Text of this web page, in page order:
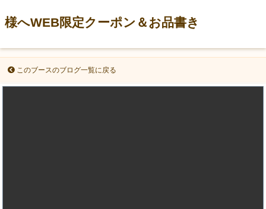
様へWEB限定クーポン＆お品書き
このブースのブログ一覧に戻る